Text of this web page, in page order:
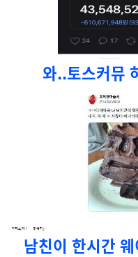
와..토스커뮤
남친이 한시간